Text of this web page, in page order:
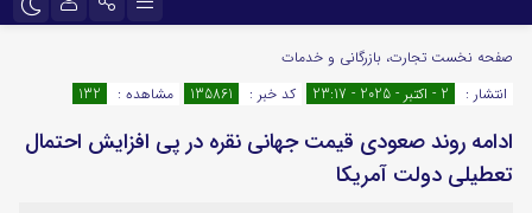
اینستاگرام
سروش
ایتا
آپارات
اپلیکیشن رمز عبور
صفحه نخست تجارت، بازرگانی و خدمات
انتشار :
2 - اکتبر - 2025 - 23:17 کد خبر : 135861 مشاهده : 132
ادامه روند صعودی قیمت جهانی نقره در پی افزایش احتمال
تعطیلی دولت آمریکا